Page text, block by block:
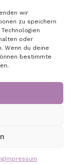
wir
zu speichern
oder
Wenn du deine
bestimmte
Impressum
UG